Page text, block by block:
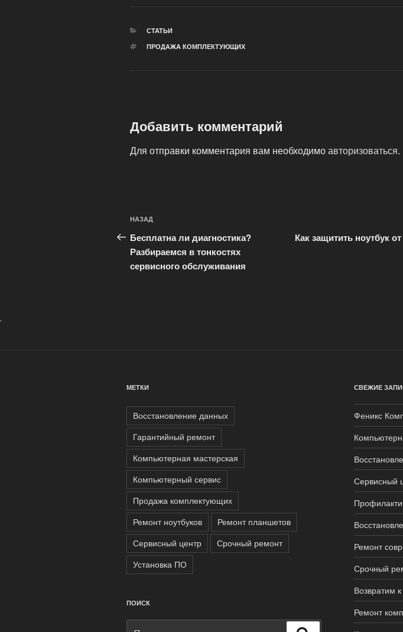
РУБРИКИ
СТАТЬИ
МЕТКИ
ПРОДАЖА КОМПЛЕКТУЮЩИХ
Добавить комментарий
Для отправки комментария вам необходимоавторизоваться.
Навигация
по
записям
Предыдущая
запись:
НАЗАД
Бесплатна ли диагностика?
Разбираемся в тонкостях
сервисного обслуживания
Как защитить ноутбук
.
МЕТКИ
Восстановление данных
Гарантийный ремонт
Компьютерная мастерская
Компьютерный сервис
Продажа комплектующих
Ремонт ноутбуков
Ремонт планшетов
Сервисный центр
Срочный ремонт
Установка ПО
ПОИСК
СВЕЖИЕ
Феникс
Сервисный
Ремонт
Срочный
Возвратим
Ремонт